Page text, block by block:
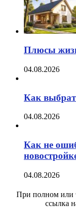
Плюсы
04.08.2026
Как
04.08.2026
Как не
04.08.2026
При полном или
ссылка